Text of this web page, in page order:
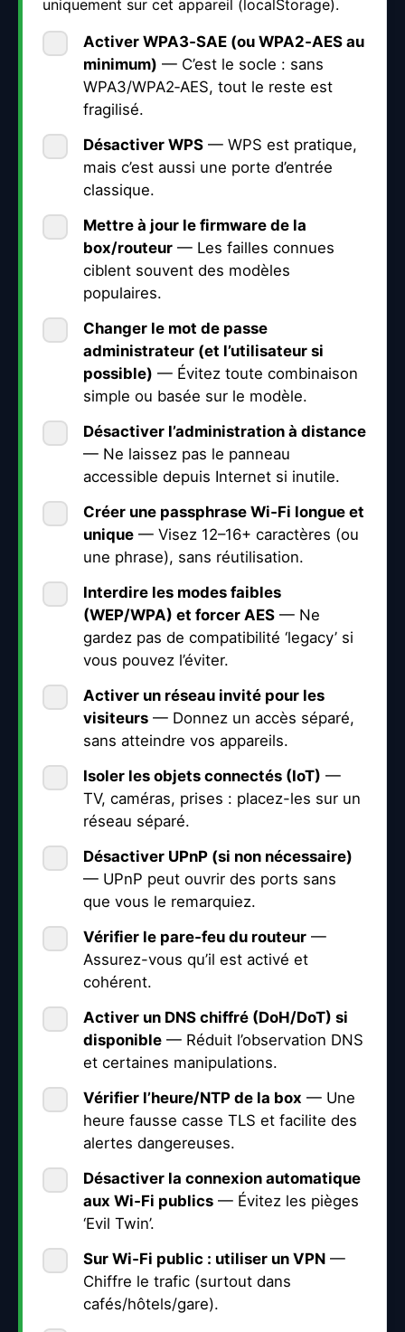
uniquement sur cet appareil (localStorage).
Activer WPA3‑SAE (ou WPA2‑AES au
minimum) — C’est le socle : sans
WPA3/WPA2‑AES, tout le reste est
fragilisé.
Désactiver WPS — WPS est pratique,
mais c’est aussi une porte d’entrée
classique.
Mettre à jour le firmware de la
box/routeur — Les failles connues
ciblent souvent des modèles
populaires.
Changer le mot de passe
administrateur (et l’utilisateur si
possible) — Évitez toute combinaison
simple ou basée sur le modèle.
Désactiver l’administration à distance
— Ne laissez pas le panneau
accessible depuis Internet si inutile.
Créer une passphrase Wi‑Fi longue et
unique — Visez 12–16+ caractères (ou
une phrase), sans réutilisation.
Interdire les modes faibles
(WEP/WPA) et forcer AES — Ne
gardez pas de compatibilité ‘legacy’ si
vous pouvez l’éviter.
Activer un réseau invité pour les
visiteurs — Donnez un accès séparé,
sans atteindre vos appareils.
Isoler les objets connectés (IoT) —
TV, caméras, prises : placez-les sur un
réseau séparé.
Désactiver UPnP (si non nécessaire)
— UPnP peut ouvrir des ports sans
que vous le remarquiez.
Vérifier le pare‑feu du routeur —
Assurez-vous qu’il est activé et
cohérent.
Activer un DNS chiffré (DoH/DoT) si
disponible — Réduit l’observation DNS
et certaines manipulations.
Vérifier l’heure/NTP de la box — Une
heure fausse casse TLS et facilite des
alertes dangereuses.
Désactiver la connexion automatique
aux Wi‑Fi publics — Évitez les pièges
‘Evil Twin’.
Sur Wi‑Fi public : utiliser un VPN —
Chiffre le trafic (surtout dans
cafés/hôtels/gare).